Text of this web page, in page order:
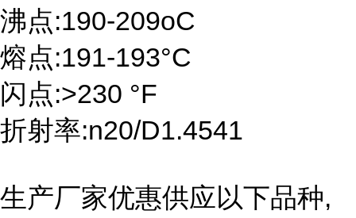
沸点:190-209oC
熔点:191-193°C
闪点:>230 °F
折射率:n20/D1.4541
生产厂家优惠供应以下品种,